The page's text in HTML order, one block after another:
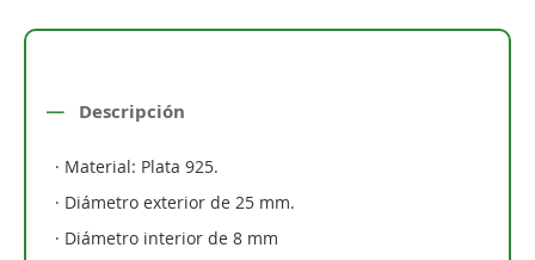
Descripción
· Material: Plata 925.
· Diámetro exterior de 25 mm.
· Diámetro interior de 8 mm